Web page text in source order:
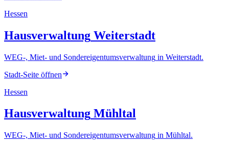
Hessen
Hausverwaltung Weiterstadt
WEG-, Miet- und Sondereigentumsverwaltung in Weiterstadt.
Stadt-Seite öffnen
Hessen
Hausverwaltung Mühltal
WEG-, Miet- und Sondereigentumsverwaltung in Mühltal.